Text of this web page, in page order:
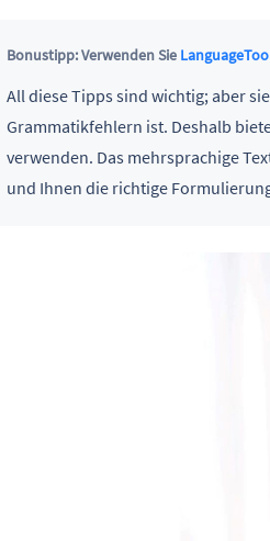
Bonustipp: Verwenden Sie
All diese Tipps sind wichtig; aber
Grammatikfehlern ist. Deshalb
verwenden. Das mehrsprachige
und Ihnen die richtige